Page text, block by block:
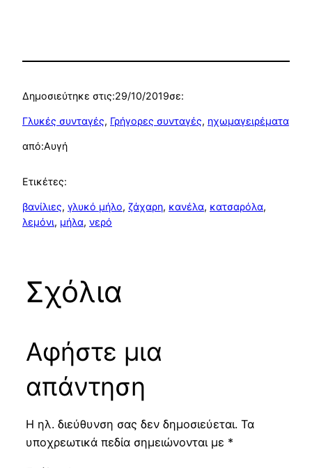
Δημοσιεύτηκε στις:29/10/2019σε:
Γλυκές συνταγές, Γρήγορες συνταγές, ηχωμαγειρέματα
από:Αυγή
Ετικέτες:
βανίλιες, γλυκό μήλο, ζάχαρη, κανέλα, κατσαρόλα
λεμόνι, μήλα, νερό
Σχόλια
Αφήστε μια
απάντηση
Η ηλ. διεύθυνση σας δεν δημοσιεύεται. Τα
υποχρεωτικά πεδία σημειώνονται με *